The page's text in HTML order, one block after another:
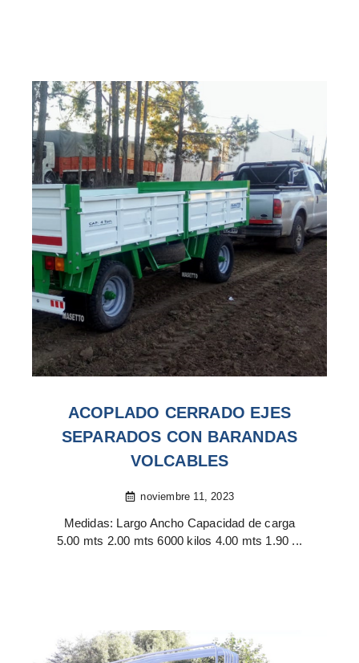
ACOPLADO CERRADO EJES
SEPARADOS CON BARANDAS
VOLCABLES
noviembre 11, 2023
Medidas: Largo Ancho Capacidad de carga
5.00 mts 2.00 mts 6000 kilos 4.00 mts 1.90 ...